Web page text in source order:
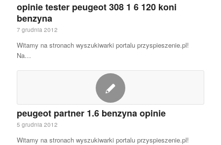
opinie tester peugeot 308 1 6 120 koni
benzyna
7 grudnia 2012
Witamy na stronach wyszukiwarki portalu przyspieszenie.pl!
Na…
peugeot partner 1.6 benzyna opinie
5 grudnia 2012
Witamy na stronach wyszukiwarki portalu przyspieszenie.pl!